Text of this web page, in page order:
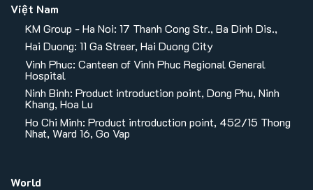
Việt Nam
KM Group - Ha Noi: 17 Thanh Cong Str., Ba Dinh Dis.,
Hai Duong: 11 Ga Streer, Hai Duong City
Vinh Phuc: Canteen of Vinh Phuc Regional General
Hospital
Ninh Binh: Product introduction point, Dong Phu, Ninh
Khang, Hoa Lu
Ho Chi Minh: Product introduction point, 452/15 Thong
Nhat, Ward 16, Go Vap
World